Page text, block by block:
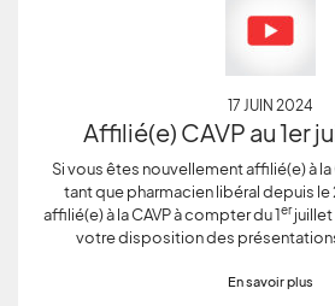
17 JUIN 2024
Affilié(e) CAVP au 1er
Si vous êtes nouvellement affilié(e) à la
tant que pharmacien libéral depuis
affilié(e) à la CAVP à compter du 1erjuillet
votre disposition des
En savoir plus